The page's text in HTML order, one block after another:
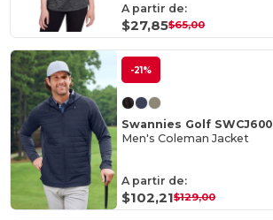
A partir de:
$27,85$65,00
-21%
Swannies Golf SWCJ600
Men's Coleman Jacket
A partir de:
$102,21$129,00